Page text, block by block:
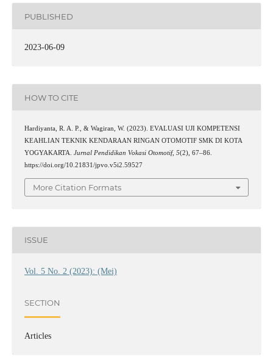
PUBLISHED
2023-06-09
HOW TO CITE
Hardiyanta, R. A. P., & Wagiran, W. (2023). EVALUASI UJI KOMPETENSI
KEAHLIAN TEKNIK KENDARAAN RINGAN OTOMOTIF SMK DI KOTA
YOGYAKARTA. Jurnal Pendidikan Vokasi Otomotif, 5(2), 67–86.
https://doi.org/10.21831/jpvo.v5i2.59527
More Citation Formats
ISSUE
Vol. 5 No. 2 (2023): (Mei)
SECTION
Articles